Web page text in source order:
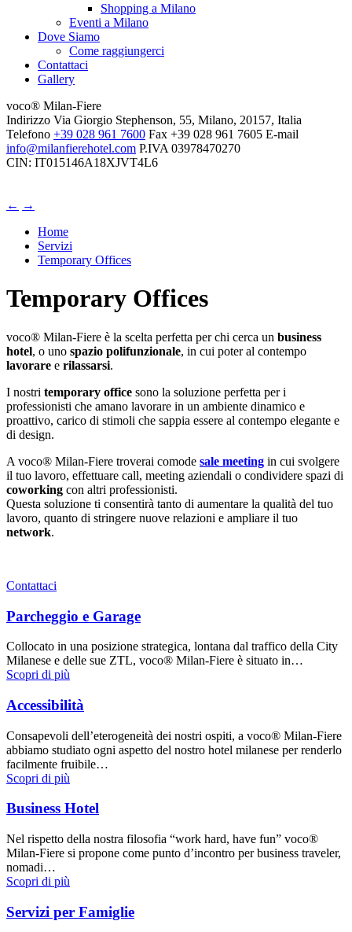
Shopping a Milano
Eventi a Milano
Dove Siamo
Come raggiungerci
Contattaci
Gallery
voco® Milan-Fiere
Indirizzo Via Giorgio Stephenson, 55, Milano, 20157, Italia
Telefono +39 028 961 7600 Fax +39 028 961 7605 E-mail
info@milanfierehotel.com P.IVA 03978470270
CIN: IT015146A18XJVT4L6
← →
Home
Servizi
Temporary Offices
Temporary Offices
voco® Milan-Fiere è la scelta perfetta per chi cerca un business
hotel, o uno spazio polifunzionale, in cui poter al contempo
lavorare e rilassarsi.
I nostri temporary office sono la soluzione perfetta per i
professionisti che amano lavorare in un ambiente dinamico e
proattivo, carico di stimoli che sappia essere al contempo elegante e
di design.
A voco® Milan-Fiere troverai comode sale meeting in cui svolgere
il tuo lavoro, effettuare call, meeting aziendali o condividere spazi di
coworking con altri professionisti.
Questa soluzione ti consentirà tanto di aumentare la qualità del tuo
lavoro, quanto di stringere nuove relazioni e ampliare il tuo
network.
Contattaci
Parcheggio e Garage
Collocato in una posizione strategica, lontana dal traffico della City
Milanese e delle sue ZTL, voco® Milan-Fiere è situato in…
Scopri di più
Accessibilità
Consapevoli dell’eterogeneità dei nostri ospiti, a voco® Milan-Fiere
abbiamo studiato ogni aspetto del nostro hotel milanese per renderlo
facilmente fruibile…
Scopri di più
Business Hotel
Nel rispetto della nostra filosofia “work hard, have fun” voco®
Milan-Fiere si propone come punto d’incontro per business traveler,
nomadi…
Scopri di più
Servizi per Famiglie